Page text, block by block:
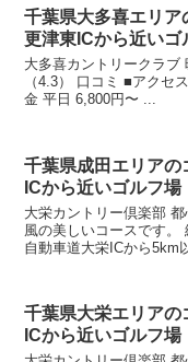
千葉県大多喜エリ
更津東ICから近いゴ
大多喜カントリークラブ 暖かい南房総でゴルフを楽しもう! 総合評価
（4.3） 口コミ ■アクセス 圏央道市原鶴舞ICから15km以内 ■格安料
金 平日 6,800円〜 ...
千葉県成田エリアの
ICから近いゴルフ場
大栄カントリー倶楽部 都心から60分のアクセスに恵まれた日本庭園
風の美しいコースです。 総合評価（4.5） 口コミ ■アクセス 東関東
千葉県大栄エリアの
ICから近いゴルフ場